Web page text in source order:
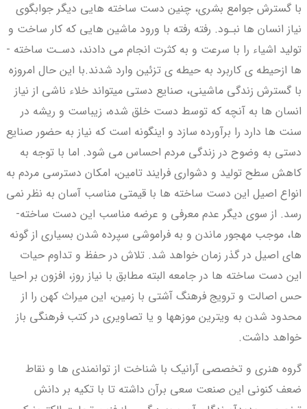
با گسترش جوامع بشری، چنین دست ­ساخته ­هایی دیگر جوابگوی
نیاز انسان­ ها نبـود. رفته رفته با ورود ماشین ­هایی که کار ساخت و
تولید اشیاء را با سرعت و به کثرت انجام می­ دادند، دسـت ­ساخته ­
ها ازحیطه ­ی کاربرد به حیطه ­ی تزئین وارد شدند.با این حال امروزه
با گسترش زندگی ماشینی، صنایع دستی می­تواند خلاء ناشی از نیاز
انسان­ ها به آنچه که توسط دست خلق شده، زیباست و ریشه در
سنت­ ها دارد را برآورده سازد و این­گونه است که نیاز به حضور صنایع
دستی به­ وضوح در زندگی مردم احساس می ­شود. اما با توجه به
کاهش سطح تولید و دشواری فرایند تامین، امکان دسترسی مردم به
انواع اصیل این دست‌ ساخته ­ها با قیمتی مناسب آسان به ­نظر نمی
رسد. از سوی دیگر عدم معرفی و عرضه مناسب این دست­ ساخته­
ها، موجب مهجور ماندن و به فراموشی سپرده شدن بسیاری از گونه
­های اصیل در گذر زمان خواهد شد. تلاش در حفظ و تداوم حیات
این دست‌ ساخته­ ها در جامعه البته مطابق با نیاز روز، افزون بر احیا
حس اصالت و ترویج فرهنگ آشتی با زمین، این میراث کهن را از
محدود شدن به ویترین موزه­ها و یا تصاویری در کتب فرهنگی باز
خواهد داشت.
گروه هنری و تخصصی آرانیک با شناخت از توانمندی­ ها و نقاط
ضعف کنونی این صنعت سعی برآن داشته تا با تکیه بر دانش